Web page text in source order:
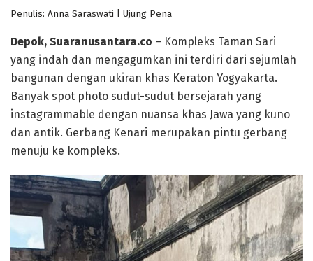
Penulis: Anna Saraswati | Ujung Pena
Depok, Suaranusantara.co – Kompleks Taman Sari
yang indah dan mengagumkan ini terdiri dari sejumlah
bangunan dengan ukiran khas Keraton Yogyakarta.
Banyak spot photo sudut-sudut bersejarah yang
instagrammable dengan nuansa khas Jawa yang kuno
dan antik. Gerbang Kenari merupakan pintu gerbang
menuju ke kompleks.